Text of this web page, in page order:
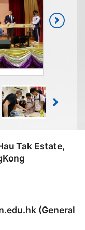
Tak Estate,
(General